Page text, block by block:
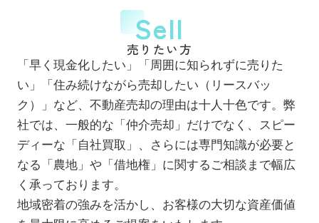
Sell
売りたい方
「早く現金化したい」「周囲に知られずに売りた
い」「住み続けながら売却したい（リースバッ
ク）」など、不動産売却の理由は十人十色です。弊
社では、一般的な「仲介売却」だけでなく、スピー
ディーな「自社買取」、さらには専門知識が必要と
なる「農地」や「借地権」に関するご相談まで幅広
く承っております。
地域密着の強みを活かし、お客様の大切な資産価値